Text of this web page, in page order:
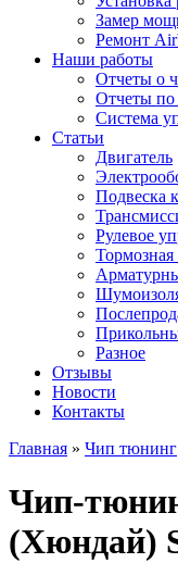
Замер
Ремонт
Наши работы
Отчеты о
Отчеты по
Система
Статьи
Двигатель
Подвеска
Рулевое
Тормозная
Разное
Отзывы
Новости
Контакты
Главная » Чип тюнинг
Чип-
(Хюндай)